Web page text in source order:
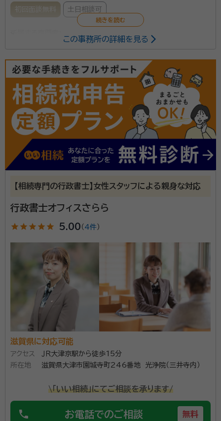
初回面談無料 土日相談可
慣れない相続の手続き、やることの多さに途方にくれて
しまうこともあると思います。 このような手続きにお困
りのご家族の皆さま、どうぞ『いちほ行政書士事務所』に
ご連絡下さい。 相続手続きにおいて取り扱わせていた
だくものは、どれも故人が残された大切なものです。 そ
の故人の思いやご家族のお気持ちに寄り添いながら、一
つ一つの手続きを確実に進めてまいります。 お申し込
に応じて司法書士、税理士等各専門家とも連携して進め
いただく必要もありません。 初回のご相談に費用はか
かりません。日程を調整させていただき、すぐに私が伺
います。 ぜひ一度お問い合わせください。
資格等：
所属団体：滋賀県行政書士会
この事務所の詳細を見る
【相続専門の行政書士】女性スタッフによる親身な対応
行政書士オフィスさらら
star star star star star 5.00 （ 4件 ）
滋賀県に対応可能
アクセス
ＪＲ大津京駅から徒歩15分
所在地
滋賀県大津市園城寺町246番地 光浄院（三井寺内）
\「いい相続」にてご相談を承ります/
phone お電話でのご相談 無料